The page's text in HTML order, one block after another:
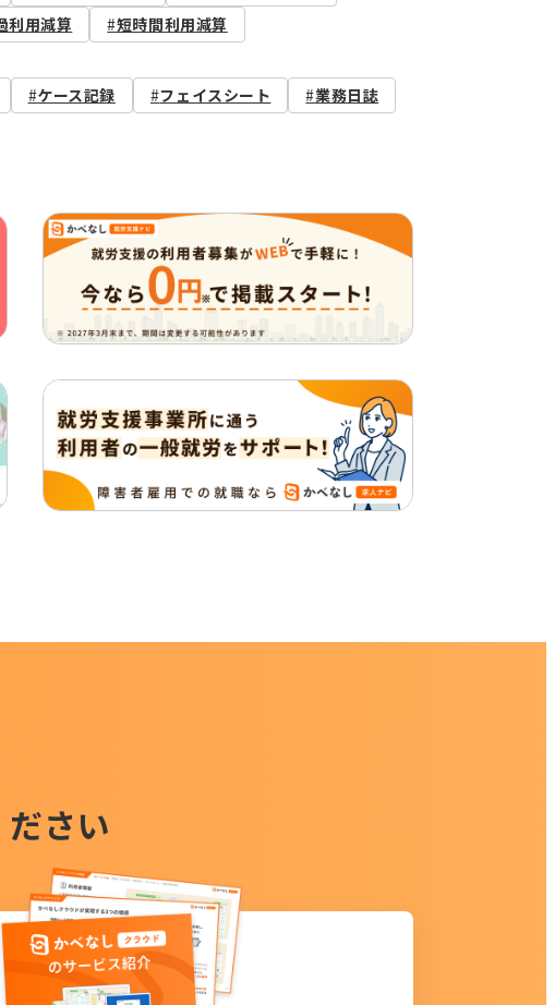
利用減算 短時間利用減算
ケース記録 フェイスシート 業務日誌
さい